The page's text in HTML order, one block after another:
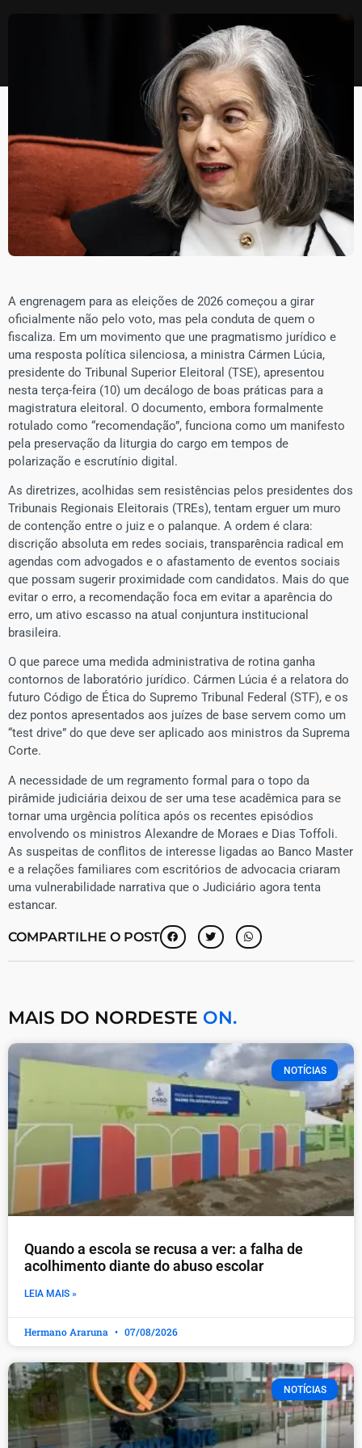
A engrenagem para as eleições de 2026 começou a girar
oficialmente não pelo voto, mas pela conduta de quem o
fiscaliza. Em um movimento que une pragmatismo jurídico e
uma resposta política silenciosa, a ministra Cármen Lúcia,
presidente do Tribunal Superior Eleitoral (TSE), apresentou
nesta terça-feira (10) um decálogo de boas práticas para a
magistratura eleitoral. O documento, embora formalmente
rotulado como “recomendação”, funciona como um manifesto
pela preservação da liturgia do cargo em tempos de
polarização e escrutínio digital.
As diretrizes, acolhidas sem resistências pelos presidentes dos
Tribunais Regionais Eleitorais (TREs), tentam erguer um muro
de contenção entre o juiz e o palanque. A ordem é clara:
discrição absoluta em redes sociais, transparência radical em
agendas com advogados e o afastamento de eventos sociais
que possam sugerir proximidade com candidatos. Mais do que
evitar o erro, a recomendação foca em evitar a aparência do
erro, um ativo escasso na atual conjuntura institucional
brasileira.
O que parece uma medida administrativa de rotina ganha
contornos de laboratório jurídico. Cármen Lúcia é a relatora do
futuro Código de Ética do Supremo Tribunal Federal (STF), e os
dez pontos apresentados aos juízes de base servem como um
“test drive” do que deve ser aplicado aos ministros da Suprema
Corte.
A necessidade de um regramento formal para o topo da
pirâmide judiciária deixou de ser uma tese acadêmica para se
tornar uma urgência política após os recentes episódios
envolvendo os ministros Alexandre de Moraes e Dias Toffoli.
As suspeitas de conflitos de interesse ligadas ao Banco Master
e a relações familiares com escritórios de advocacia criaram
uma vulnerabilidade narrativa que o Judiciário agora tenta
estancar.
COMPARTILHE O POST
MAIS DO NORDESTE ON.
NOTÍCIAS
Quando a escola se recusa a ver: a falha de
acolhimento diante do abuso escolar
LEIA MAIS »
Hermano Araruna 07/08/2026
NOTÍCIAS